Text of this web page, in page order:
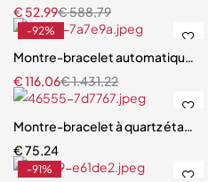
€588,79
€ 52,99
pour homme,
-92%
Montre-bracelet automatique
€1.431,22
€116,06
homme
Montre-bracelet à quartz
€75,24
-91%